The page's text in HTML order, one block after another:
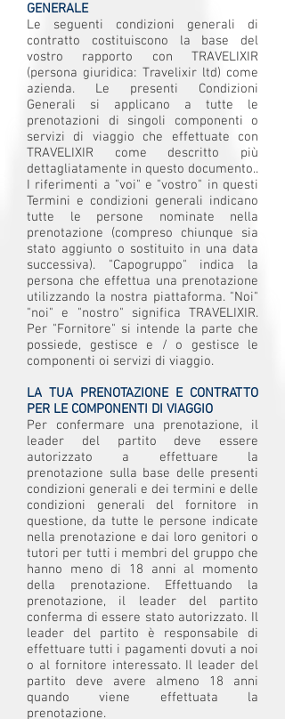
GENERALE
Le seguenti condizioni generali di
contratto costituiscono la base del
vostro rapporto con TRAVELIXIR
(persona giuridica: Travelixir ltd) come
azienda. Le presenti Condizioni
Generali si applicano a tutte le
prenotazioni di singoli componenti o
servizi di viaggio che effettuate con
TRAVELIXIR come descritto più
dettagliatamente in questo documento..
I riferimenti a "voi" e "vostro" in questi
Termini e condizioni generali indicano
tutte le persone nominate nella
prenotazione (compreso chiunque sia
stato aggiunto o sostituito in una data
successiva). "Capogruppo" indica la
persona che effettua una prenotazione
utilizzando la nostra piattaforma. "Noi"
"noi" e "nostro" significa TRAVELIXIR.
Per "Fornitore" si intende la parte che
possiede, gestisce e / o gestisce le
componenti oi servizi di viaggio.
LA TUA PRENOTAZIONE E CONTRATTO
PER LE COMPONENTI DI VIAGGIO
Per confermare una prenotazione, il
leader del partito deve essere
autorizzato a effettuare la
prenotazione sulla base delle presenti
condizioni generali e dei termini e delle
condizioni generali del fornitore in
questione, da tutte le persone indicate
nella prenotazione e dai loro genitori o
tutori per tutti i membri del gruppo che
hanno meno di 18 anni al momento
della prenotazione. Effettuando la
prenotazione, il leader del partito
conferma di essere stato autorizzato. Il
leader del partito è responsabile di
effettuare tutti i pagamenti dovuti a noi
o al fornitore interessato. Il leader del
partito deve avere almeno 18 anni
quando viene effettuata la
prenotazione.